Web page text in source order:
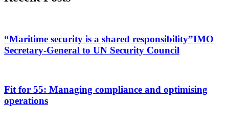
“Maritime security is a shared responsibility”IMO
Secretary-General to UN Security Council
Fit for 55: Managing compliance and optimising
operations